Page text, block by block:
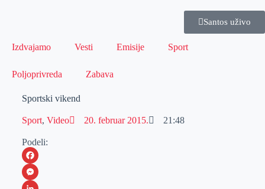
Santos uživo
Izdvajamo Vesti Emisije Sport
Poljoprivreda Zabava
Sportski vikend
Sport, Video 20. februar 2015. 21:48
Podeli:
F